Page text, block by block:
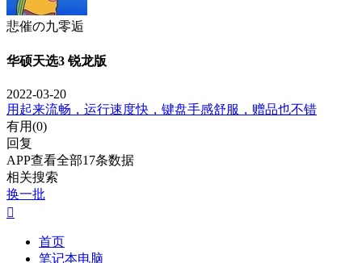
悲催の九零逅
华硕天选3 锐龙版
2022-03-20
用起来流畅，运行速度快，键盘手感舒服，赠品也不错
有用(0)
回复
APP查看全部17条数据
相关搜索
换一批

首页
笔记本电脑